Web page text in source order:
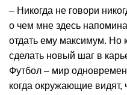
– Никогда не говори
о чем мне здесь
отдать ему максимум. Но
сделать новый шаг в
Футбол – мир
когда окружающие видят,